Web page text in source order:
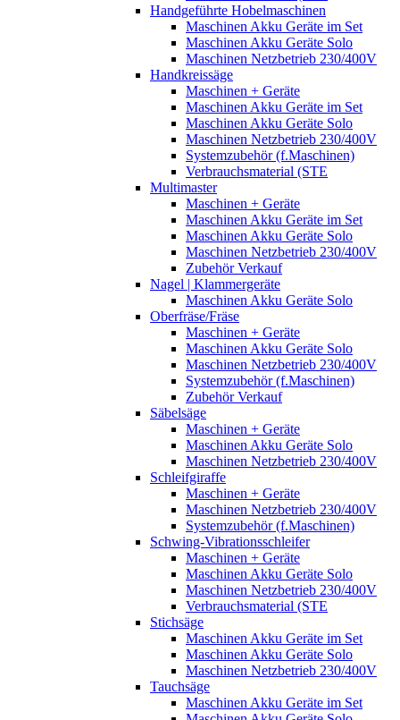
Handgeführte Hobelmaschinen
Maschinen Akku Geräte im Set
Maschinen Akku Geräte Solo
Maschinen Netzbetrieb 230/400V
Handkreissäge
Maschinen + Geräte
Maschinen Akku Geräte im Set
Maschinen Akku Geräte Solo
Maschinen Netzbetrieb 230/400V
Systemzubehör (f.Maschinen)
Verbrauchsmaterial (STE
Multimaster
Maschinen + Geräte
Maschinen Akku Geräte im Set
Maschinen Akku Geräte Solo
Maschinen Netzbetrieb 230/400V
Zubehör Verkauf
Nagel | Klammergeräte
Maschinen Akku Geräte Solo
Oberfräse/Fräse
Maschinen + Geräte
Maschinen Akku Geräte Solo
Maschinen Netzbetrieb 230/400V
Systemzubehör (f.Maschinen)
Zubehör Verkauf
Säbelsäge
Maschinen + Geräte
Maschinen Akku Geräte Solo
Maschinen Netzbetrieb 230/400V
Schleifgiraffe
Maschinen + Geräte
Maschinen Netzbetrieb 230/400V
Systemzubehör (f.Maschinen)
Schwing-Vibrationsschleifer
Maschinen + Geräte
Maschinen Akku Geräte Solo
Maschinen Netzbetrieb 230/400V
Verbrauchsmaterial (STE
Stichsäge
Maschinen Akku Geräte im Set
Maschinen Akku Geräte Solo
Maschinen Netzbetrieb 230/400V
Tauchsäge
Maschinen Akku Geräte im Set